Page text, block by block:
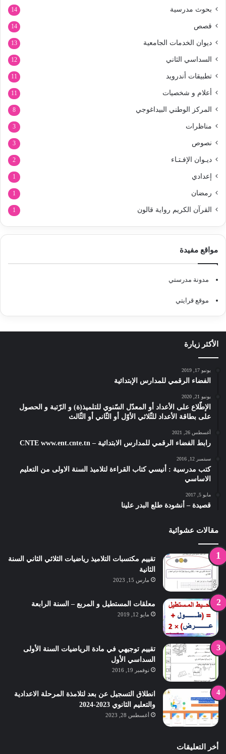
بحوث مدرسية 14
قصص 14
ديوان الخدمات الجامعية 13
السداسي الثاني 12
تطبيقات أندرويد 11
أعلام و شخصيات 11
المركز الوطني البيداغوجي 8
مناظرات 3
نصوص 3
ديـوان الإفـتـاء 2
إعدادي 1
رمضان 1
القرآن الكريم رواية قالون 1
مواقع مفيدة
مدونة مدرستي
موقع قرايتي
الأكثر زيارة
يونيو 17, 2019
الفضاء الرقمي للمدارس الإبتدائية
يونيو 21, 2020
الإطّلاع على الأعداد أو المعدّل السّنوي للتلميذ(ة) و الرّتبة و الحصول
على بطاقة الأعداد للثّلاثي الأوّل أو الثّاني أو الثّالث
أغسطس 26, 2021
رابط الفضاء الرقمي للمدارس الابتدائية – CNTE www.ent.cnte.tn
سبتمبر 12, 2016
كتب مدرسية : أنيسي كتاب القراءة لتلاميذ السنة الاولى من التعليم
الاساسي
مايو 5, 2017
قصيدة – أنشودة طلع البدر علينا
مقالات عشوائية
تقييم مكتسبات التلاميذ رياضيات الثلاثي الثاني السنة
الثانية
مارس 15, 2023
معلقات المستطيل و المربع – السنة الرابعة
مايو 12, 2019
تقييم توجيهي في مادة الرياضيات السنة الأولى
السداسي الأول
نوفمبر 19, 2016
انطلاق التسجيل عن بعد لتلامذة المرحلة الاعدادية
والتعليم الثانوي 2023-2024
أغسطس 28, 2023
أخر التعليقات